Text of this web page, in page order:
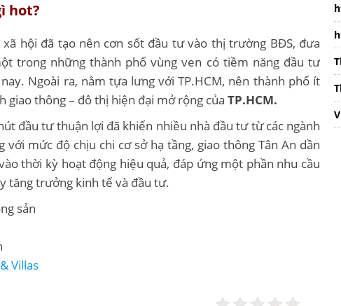
hot?
hội đã tạo nên cơn sốt đầu tư vào thị trường BĐS, đưa
trong những thành phố vùng ven có tiềm năng đầu tư
Ngoài ra, nằm tựa lưng với TP.HCM, nên thành phố ít
giao thông – đô thị hiện đại mở rộng của TP.HCM.
đầu tư thuận lợi đã khiến nhiều nhà đầu tư từ các ngành
với mức độ chịu chi cơ sở hạ tầng, giao thông Tân An dần
thời kỳ hoạt động hiệu quả, đáp ứng một phần nhu cầu
tăng trưởng kinh tế và đầu tư.
sản
Villas